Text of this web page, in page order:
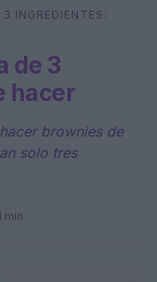
⌕
INGREDIENTES:
de 3
hacer
brownies de
solo tres
min